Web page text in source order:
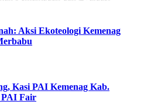
Aksi Ekoteologi Kemenag
Kasi PAI Kemenag Kab.
PAI Fair